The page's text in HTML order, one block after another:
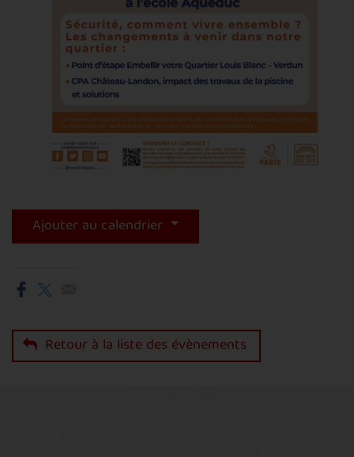
Ajouter au calendrier
Retour à la liste des évènements